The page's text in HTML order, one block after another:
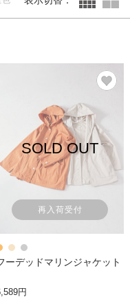
SOLD OUT
再入荷受付
ーデッドマリンジャケット
円